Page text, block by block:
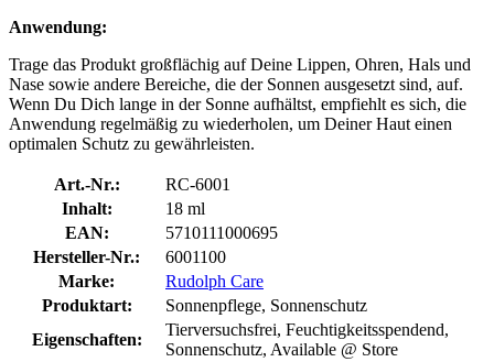
Anwendung:
Trage das Produkt großflächig auf Deine Lippen, Ohren, Hals und
Nase sowie andere Bereiche, die der Sonnen ausgesetzt sind, auf.
Wenn Du Dich lange in der Sonne aufhältst, empfiehlt es sich, die
Anwendung regelmäßig zu wiederholen, um Deiner Haut einen
optimalen Schutz zu gewährleisten.
Art.-Nr.:
RC-6001
Inhalt:
18 ml
EAN:
5710111000695
Hersteller-Nr.:
6001100
Marke:
Rudolph Care
Produktart:
Sonnenpflege, Sonnenschutz
Eigenschaften:
Tierversuchsfrei, Feuchtigkeitsspendend,
Sonnenschutz, Available @ Store